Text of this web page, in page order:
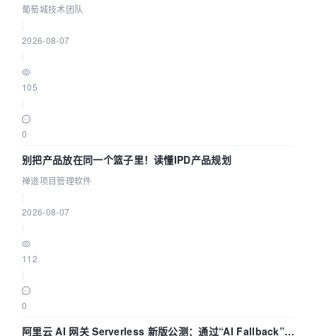
参数为什么不生效？| 葡萄城技术团队
葡萄城技术团队
2026-08-07
105
0
别把产品放在同一个篮子里！读懂IPD产品规划
禅道项目管理软件
2026-08-07
112
0
阿里云 AI 网关 Serverless 新版公测：通过“AI Fallback”与